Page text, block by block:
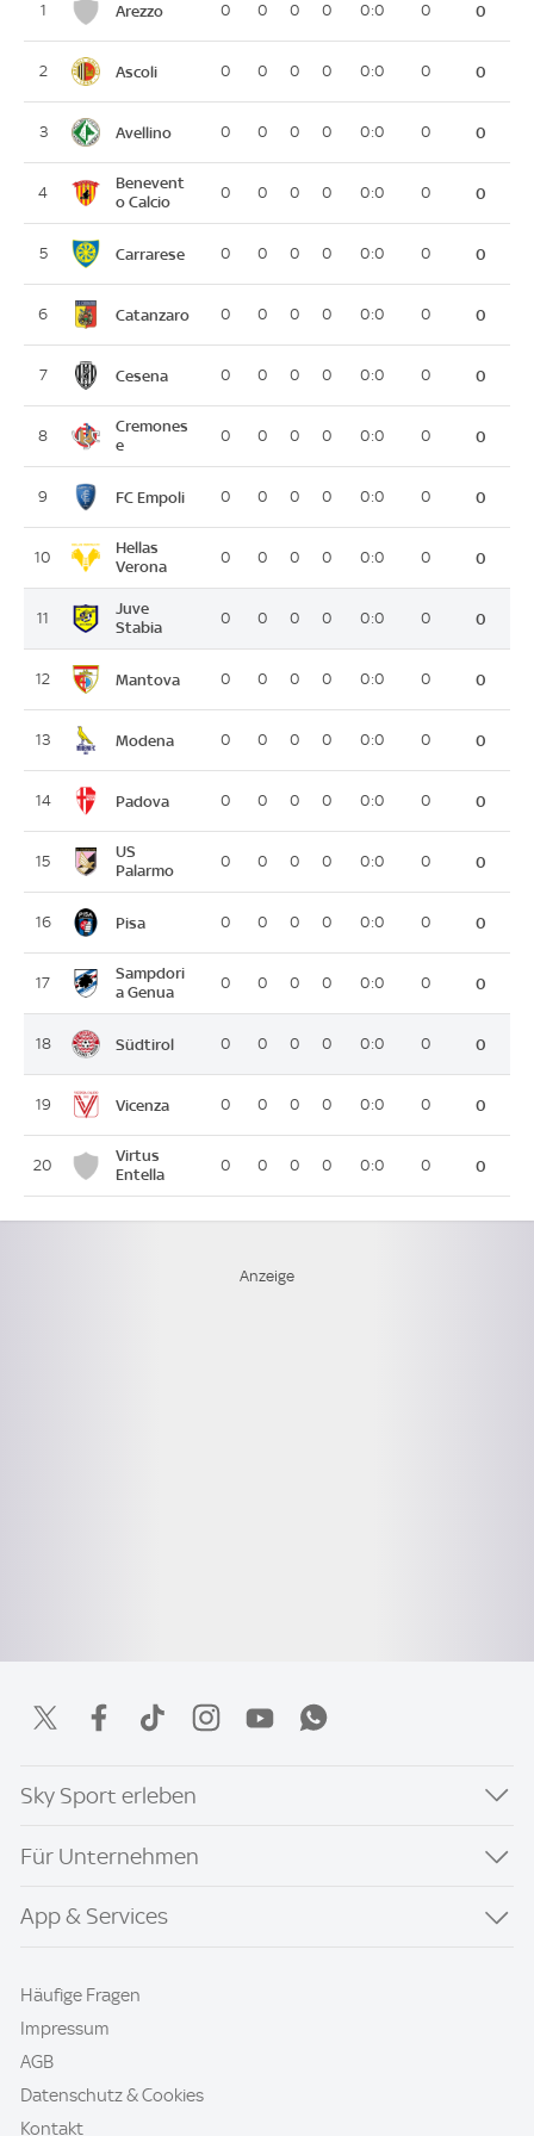
1 Arezzo 0 0 0 0 0:0 0 0
2 Ascoli 0 0 0 0 0:0 0 0
3 Avellino 0 0 0 0 0:0 0 0
4
Benevent
o Calcio
0 0 0 0 0:0 0 0
5 Carrarese 0 0 0 0 0:0 0 0
6 Catanzaro 0 0 0 0 0:0 0 0
7 Cesena 0 0 0 0 0:0 0 0
8
Cremones
e
0 0 0 0 0:0 0 0
9 FC Empoli 0 0 0 0 0:0 0 0
10
Hellas
Verona
0 0 0 0 0:0 0 0
11
Juve
Stabia
0 0 0 0 0:0 0 0
12 Mantova 0 0 0 0 0:0 0 0
13 Modena 0 0 0 0 0:0 0 0
14 Padova 0 0 0 0 0:0 0 0
15
US
Palarmo
0 0 0 0 0:0 0 0
16 Pisa 0 0 0 0 0:0 0 0
17
Sampdori
a Genua
0 0 0 0 0:0 0 0
18 Südtirol 0 0 0 0 0:0 0 0
19 Vicenza 0 0 0 0 0:0 0 0
20
Virtus
Entella
0 0 0 0 0:0 0 0
Sky Sport erleben
Für Unternehmen
App & Services
Häufige Fragen
Impressum
AGB
Datenschutz & Cookies
Kontakt